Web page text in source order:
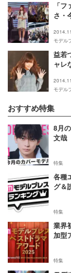
「
さ・
モデル
益若
ャレ
モデル
おすすめ特集
8月
文哉
特集
各種
グ＆
特集
業界
加型
特集